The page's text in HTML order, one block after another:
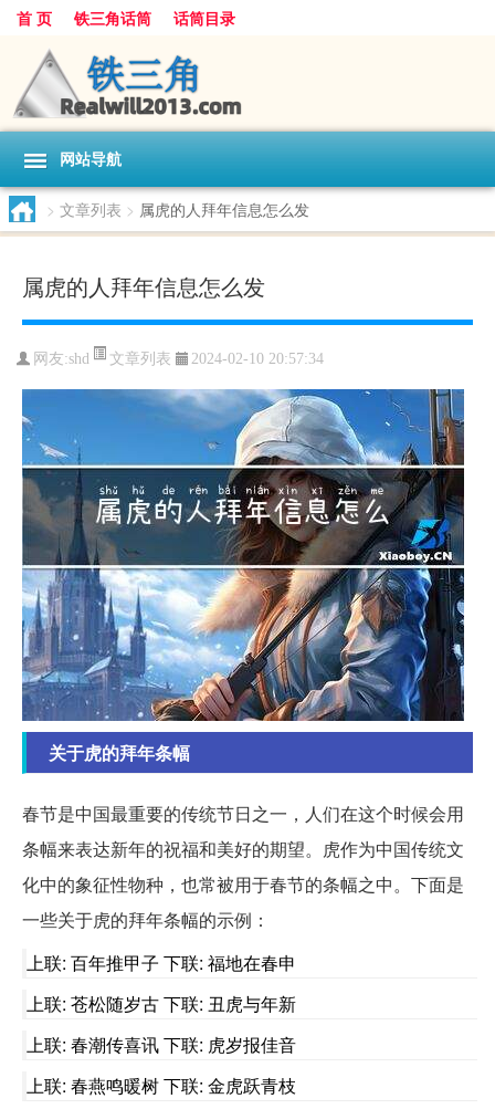
首 页 铁三角话筒 话筒目录
网站导航
> 文章列表 > 属虎的人拜年信息怎么发
属虎的人拜年信息怎么发
网友:shd 文章列表 2024-02-10 20:57:34
关于虎的拜年条幅
春节是中国最重要的传统节日之一，人们在这个时候会用
条幅来表达新年的祝福和美好的期望。虎作为中国传统文
化中的象征性物种，也常被用于春节的条幅之中。下面是
一些关于虎的拜年条幅的示例：
上联: 百年推甲子 下联: 福地在春申
上联: 苍松随岁古 下联: 丑虎与年新
上联: 春潮传喜讯 下联: 虎岁报佳音
上联: 春燕鸣暖树 下联: 金虎跃青枝